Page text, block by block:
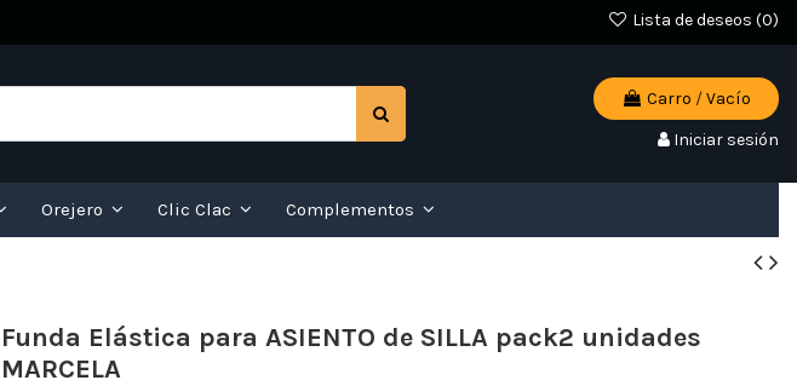
Lista de deseos (0)
Carro /Vacío
Iniciar sesión
Orejero Clic Clac Complementos
Funda Elástica para ASIENTO de SILLA pack2 unidades
MARCELA